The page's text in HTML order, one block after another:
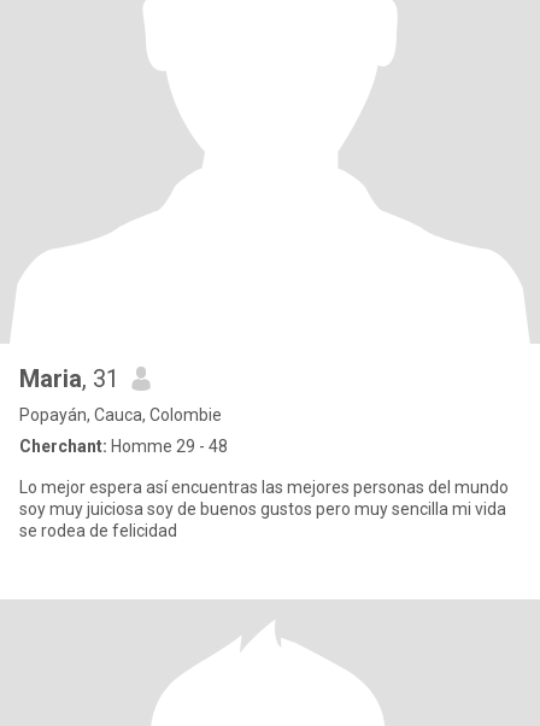
Maria, 31
Popayán, Cauca, Colombie
Cherchant: Homme 29 - 48
Lo mejor espera así encuentras las mejores personas del mundo
soy muy juiciosa soy de buenos gustos pero muy sencilla mi vida
se rodea de felicidad